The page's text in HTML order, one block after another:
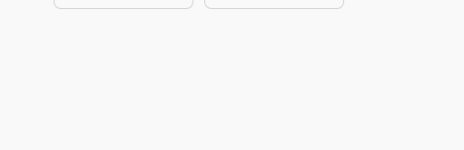
AoE Toàn Quốc
Viu 1